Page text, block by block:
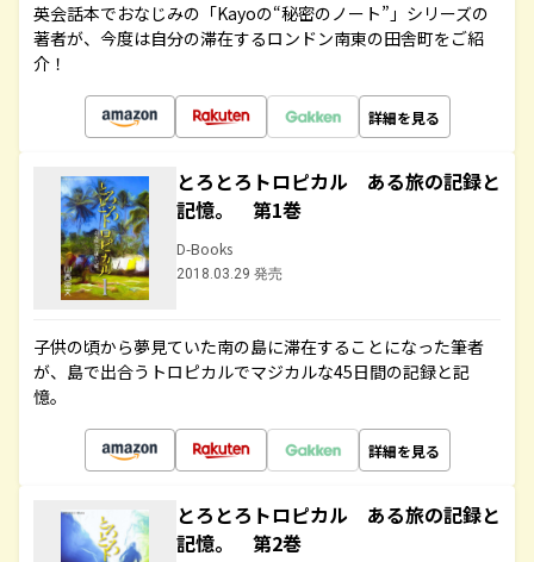
英会話本でおなじみの「Kayoの“秘密のノート”」シリーズの
著者が、今度は自分の滞在するロンドン南東の田舎町をご紹
介！
詳細を見る
とろとろトロピカル ある旅の記録と
記憶。 第1巻
D-Books
2018.03.29 発売
子供の頃から夢見ていた南の島に滞在することになった筆者
が、島で出合うトロピカルでマジカルな45日間の記録と記
憶。
詳細を見る
とろとろトロピカル ある旅の記録と
記憶。 第2巻